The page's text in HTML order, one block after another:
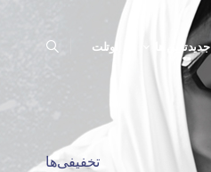
جدیدترین ها اوتلت
تخفیفی‌ها